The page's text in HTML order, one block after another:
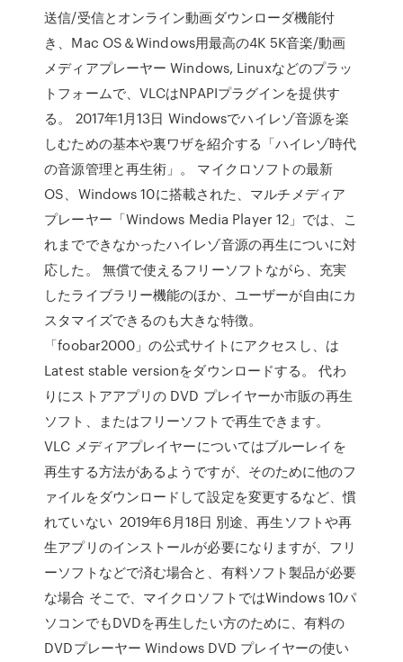
送信/受信とオンライン動画ダウンローダ機能付
き、Mac OS＆Windows用最高の4K 5K音楽/動画
メディアプレーヤー Windows, Linuxなどのプラッ
トフォームで、VLCはNPAPIプラグインを提供す
る。 2017年1月13日 Windowsでハイレゾ音源を楽
しむための基本や裏ワザを紹介する「ハイレゾ時代
の音源管理と再生術」。 マイクロソフトの最新
OS、Windows 10に搭載された、マルチメディア
プレーヤー「Windows Media Player 12」では、こ
れまでできなかったハイレゾ音源の再生についに対
応した。 無償で使えるフリーソフトながら、充実
したライブラリー機能のほか、ユーザーが自由にカ
スタマイズできるのも大きな特徴。
「foobar2000」の公式サイトにアクセスし、は
Latest stable versionをダウンロードする。 代わ
りにストアアプリの DVD プレイヤーか市販の再生
ソフト、またはフリーソフトで再生できます。
VLC メディアプレイヤーについてはブルーレイを
再生する方法があるようですが、そのために他のフ
ァイルをダウンロードして設定を変更するなど、慣
れていない 2019年6月18日 別途、再生ソフトや再
生アプリのインストールが必要になりますが、フリ
ーソフトなどで済む場合と、有料ソフト製品が必要
な場合 そこで、マイクロソフトではWindows 10パ
ソコンでもDVDを再生したい方のために、有料の
DVDプレーヤー Windows DVD プレイヤーの使い